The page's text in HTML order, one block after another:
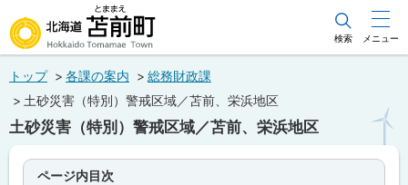
文
メ
ュ
北海道苫前町
Hokkaido Tomamae Town
検索 メニュー
トップ 各課の案内
総務財政課
土砂災害（特別）警戒区域／苫前、栄浜地区
土砂災害（特別）警戒区域／苫前、栄浜地区
ページ内目次